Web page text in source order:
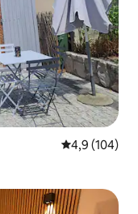
4,9 de uma
4,9 (104)